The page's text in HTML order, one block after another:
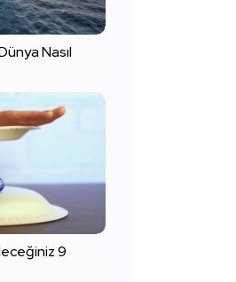
Nasıl
9